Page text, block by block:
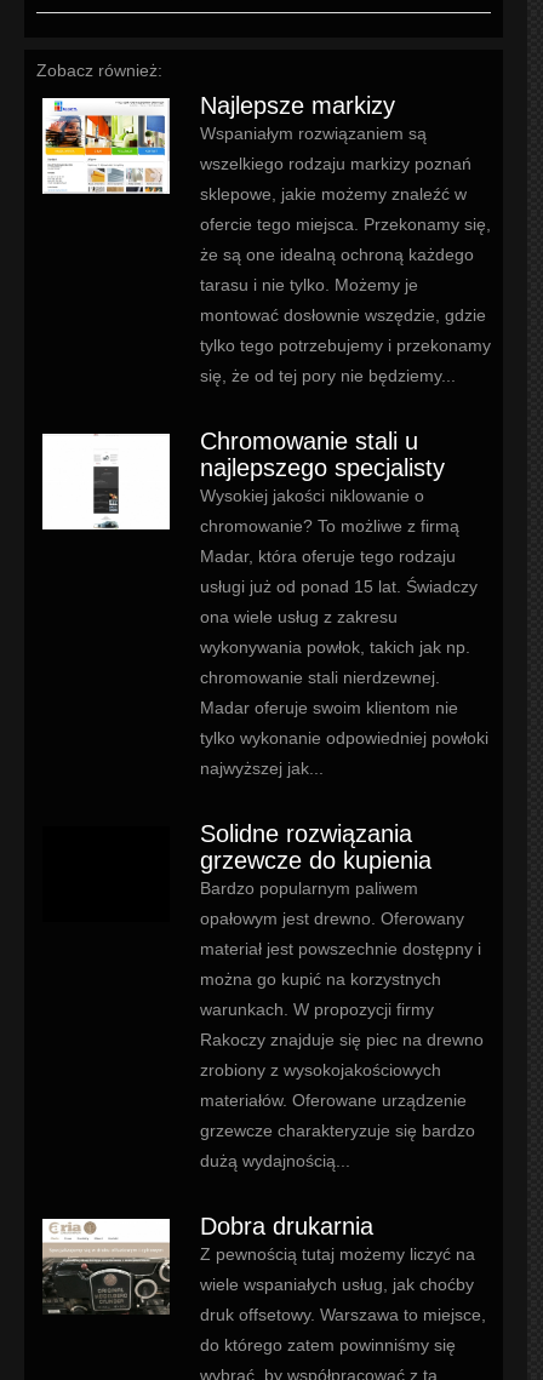
Zobacz również:
Najlepsze markizy
Wspaniałym rozwiązaniem są
wszelkiego rodzaju markizy poznań
sklepowe, jakie możemy znaleźć w
ofercie tego miejsca. Przekonamy się,
że są one idealną ochroną każdego
tarasu i nie tylko. Możemy je
montować dosłownie wszędzie, gdzie
tylko tego potrzebujemy i przekonamy
się, że od tej pory nie będziemy...
Chromowanie stali u
najlepszego specjalisty
Wysokiej jakości niklowanie o
chromowanie? To możliwe z firmą
Madar, która oferuje tego rodzaju
usługi już od ponad 15 lat. Świadczy
ona wiele usług z zakresu
wykonywania powłok, takich jak np.
chromowanie stali nierdzewnej.
Madar oferuje swoim klientom nie
tylko wykonanie odpowiedniej powłoki
najwyższej jak...
Solidne rozwiązania
grzewcze do kupienia
Bardzo popularnym paliwem
opałowym jest drewno. Oferowany
materiał jest powszechnie dostępny i
można go kupić na korzystnych
warunkach. W propozycji firmy
Rakoczy znajduje się piec na drewno
zrobiony z wysokojakościowych
materiałów. Oferowane urządzenie
grzewcze charakteryzuje się bardzo
dużą wydajnością...
Dobra drukarnia
Z pewnością tutaj możemy liczyć na
wiele wspaniałych usług, jak choćby
druk offsetowy. Warszawa to miejsce,
do którego zatem powinniśmy się
wybrać, by współpracować z tą